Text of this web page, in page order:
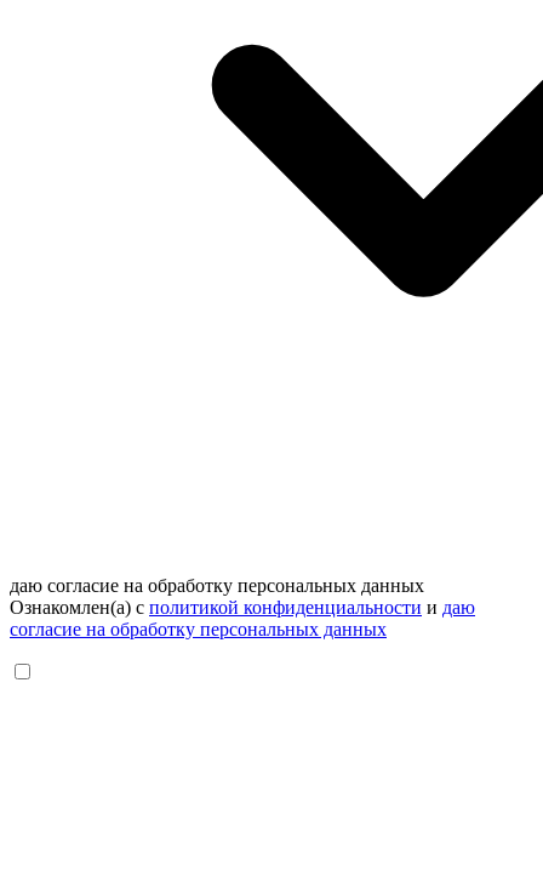
даю согласие на обработку персональных данных
Ознакомлен(а) с политикой конфиденциальности и даю
согласие на обработку персональных данных